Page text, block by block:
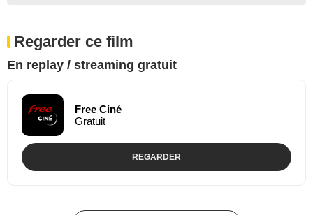
Regarder ce film
En replay / streaming gratuit
Free Ciné
Gratuit
REGARDER